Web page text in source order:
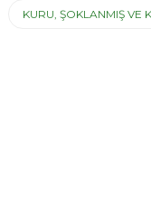
KURU, ŞOKLANMIŞ VE